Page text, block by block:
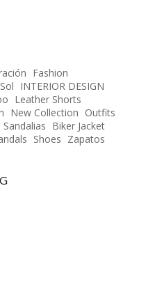
Fashion
INTERIOR DESIGN
Leather Shorts
New Collection Outfits
Sandalias Biker Jacket
Shoes Zapatos